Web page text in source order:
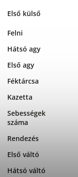
Első külső
Felni
Hátsó agy
Első agy
Féktárcsa
Kazetta
Sebességek
száma
Rendezés
Első váltó
Hátsó váltó